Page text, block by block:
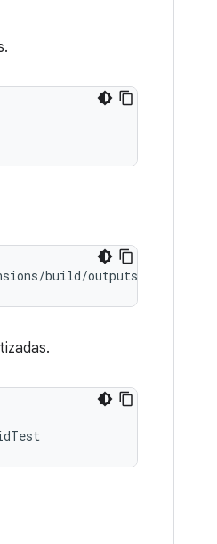
/build/outputs